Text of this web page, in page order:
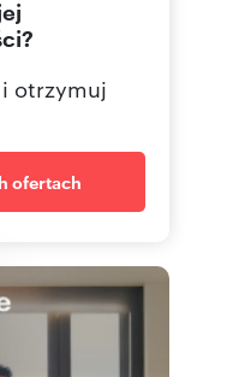
otrzymuj
ofertach